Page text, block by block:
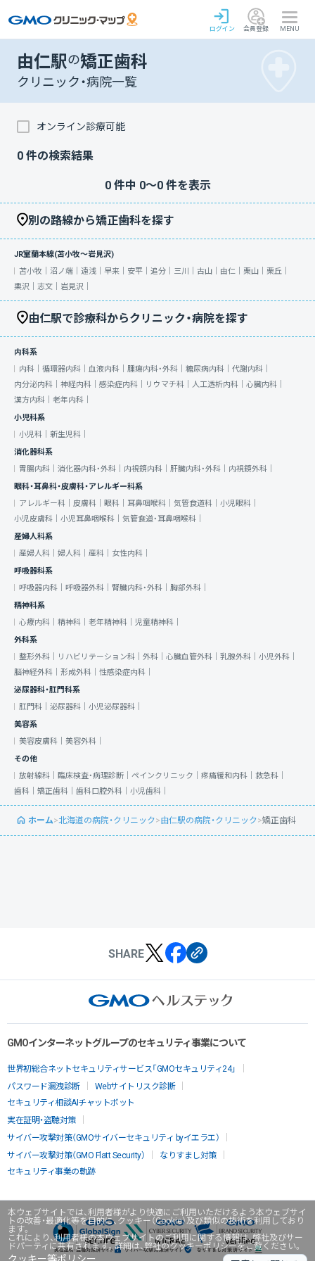
本ウェブサイトでは、利用者様がより快適にご利用いただけるよう本ウェブサイ
トの改善・最適化等を目的に、クッキー（Cookie）及び類似の技術を利用しており
ます。
これにより、利用者様の本ウェブサイトのご利用に関する情報は、弊社及びサー
ドパーティに共有されます。詳細は、弊社のクッキーポリシーをご覧ください。
ログイン 会員登録 MENU
由仁駅の矯正歯科
クリニック・病院一覧
オンライン診療可能
0 件の検索結果
0件中 0〜0件を表示
別の路線から矯正歯科を探す
JR室蘭本線(苫小牧～岩見沢)
苫小牧｜ 沼ノ端｜ 遠浅｜ 早来｜ 安平｜ 追分｜ 三川｜ 古山｜ 由仁｜ 栗山｜ 栗丘｜
栗沢｜ 志文｜ 岩見沢｜
由仁駅で診療科からクリニック・病院を探す
内科系
内科｜ 循環器内科｜ 血液内科｜ 腫瘍内科・外科｜ 糖尿病内科｜ 代謝内科｜
内分泌内科｜ 神経内科｜ 感染症内科｜ リウマチ科｜ 人工透析内科｜ 心臓内科｜
漢方内科｜ 老年内科｜
小児科系
小児科｜ 新生児科｜
消化器科系
胃腸内科｜ 消化器内科・外科｜ 内視鏡内科｜ 肝臓内科・外科｜ 内視鏡外科｜
眼科・耳鼻科・皮膚科・アレルギー科系
アレルギー科｜ 皮膚科｜ 眼科｜ 耳鼻咽喉科｜ 気管食道科｜ 小児眼科｜
小児皮膚科｜ 小児耳鼻咽喉科｜ 気管食道・耳鼻咽喉科｜
産婦人科系
産婦人科｜ 婦人科｜ 産科｜ 女性内科｜
呼吸器科系
呼吸器内科｜ 呼吸器外科｜ 腎臓内科・外科｜ 胸部外科｜
精神科系
心療内科｜ 精神科｜ 老年精神科｜ 児童精神科｜
外科系
整形外科｜
リハビリテーション科｜ 外科｜ 心臓血管外科｜ 乳腺外科｜ 小児外科｜
脳神経外科｜ 形成外科｜ 性感染症内科｜
泌尿器科・肛門科系
肛門科｜ 泌尿器科｜ 小児泌尿器科｜
美容系
美容皮膚科｜ 美容外科｜
その他
放射線科｜ 臨床検査・病理診断｜ ペインクリニック｜ 疼痛緩和内科｜ 救急科｜
歯科｜ 矯正歯科｜ 歯科口腔外科｜ 小児歯科｜
ホーム>北海道の病院・クリニック>由仁駅の病院・クリニック>矯正歯科
SHARE
GMOインターネットグループのセキュリティ事業について
世界初総合ネットセキュリティサービス「GMOセキュリティ24」
パスワード漏洩診断
Webサイトリスク診断
セキュリティ相談AIチャットボット
実在証明・盗聴対策
サイバー攻撃対策（GMOサイバーセキュリティ byイエラエ）
サイバー攻撃対策（GMO Flatt Security）
なりすまし対策
セキュリティ事業の軌跡